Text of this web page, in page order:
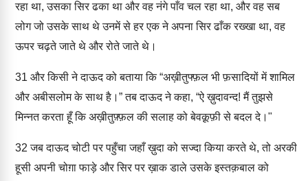
रहा था, उसका सिर ढका था और वह नंगे पाँव चल रहा था, और वह सब
लोग जो उसके साथ थे उनमें से हर एक ने अपना सिर ढाँक रख्खा था, वह
ऊपर चढ़ते जाते थे और रोते जाते थे।
31 और किसी ने दाऊद को बताया कि “अख़ीतुफ्फ़ल भी फ़सादियों में शामिल
और अबीसलोम के साथ है।” तब दाऊद ने कहा, “ऐ ख़ुदावन्द! मैं तुझसे
मिन्नत करता हूँ कि अख़ीतुफ़्फ़ल की सलाह को बेवक़ूफ़ी से बदल दे।"
32 जब दाऊद चोटी पर पहुँचा जहाँ ख़ुदा को सज्दा किया करते थे, तो अरकी
हूसी अपनी चोग़ा फाड़े और सिर पर ख़ाक डाले उसके इस्तक़बाल को